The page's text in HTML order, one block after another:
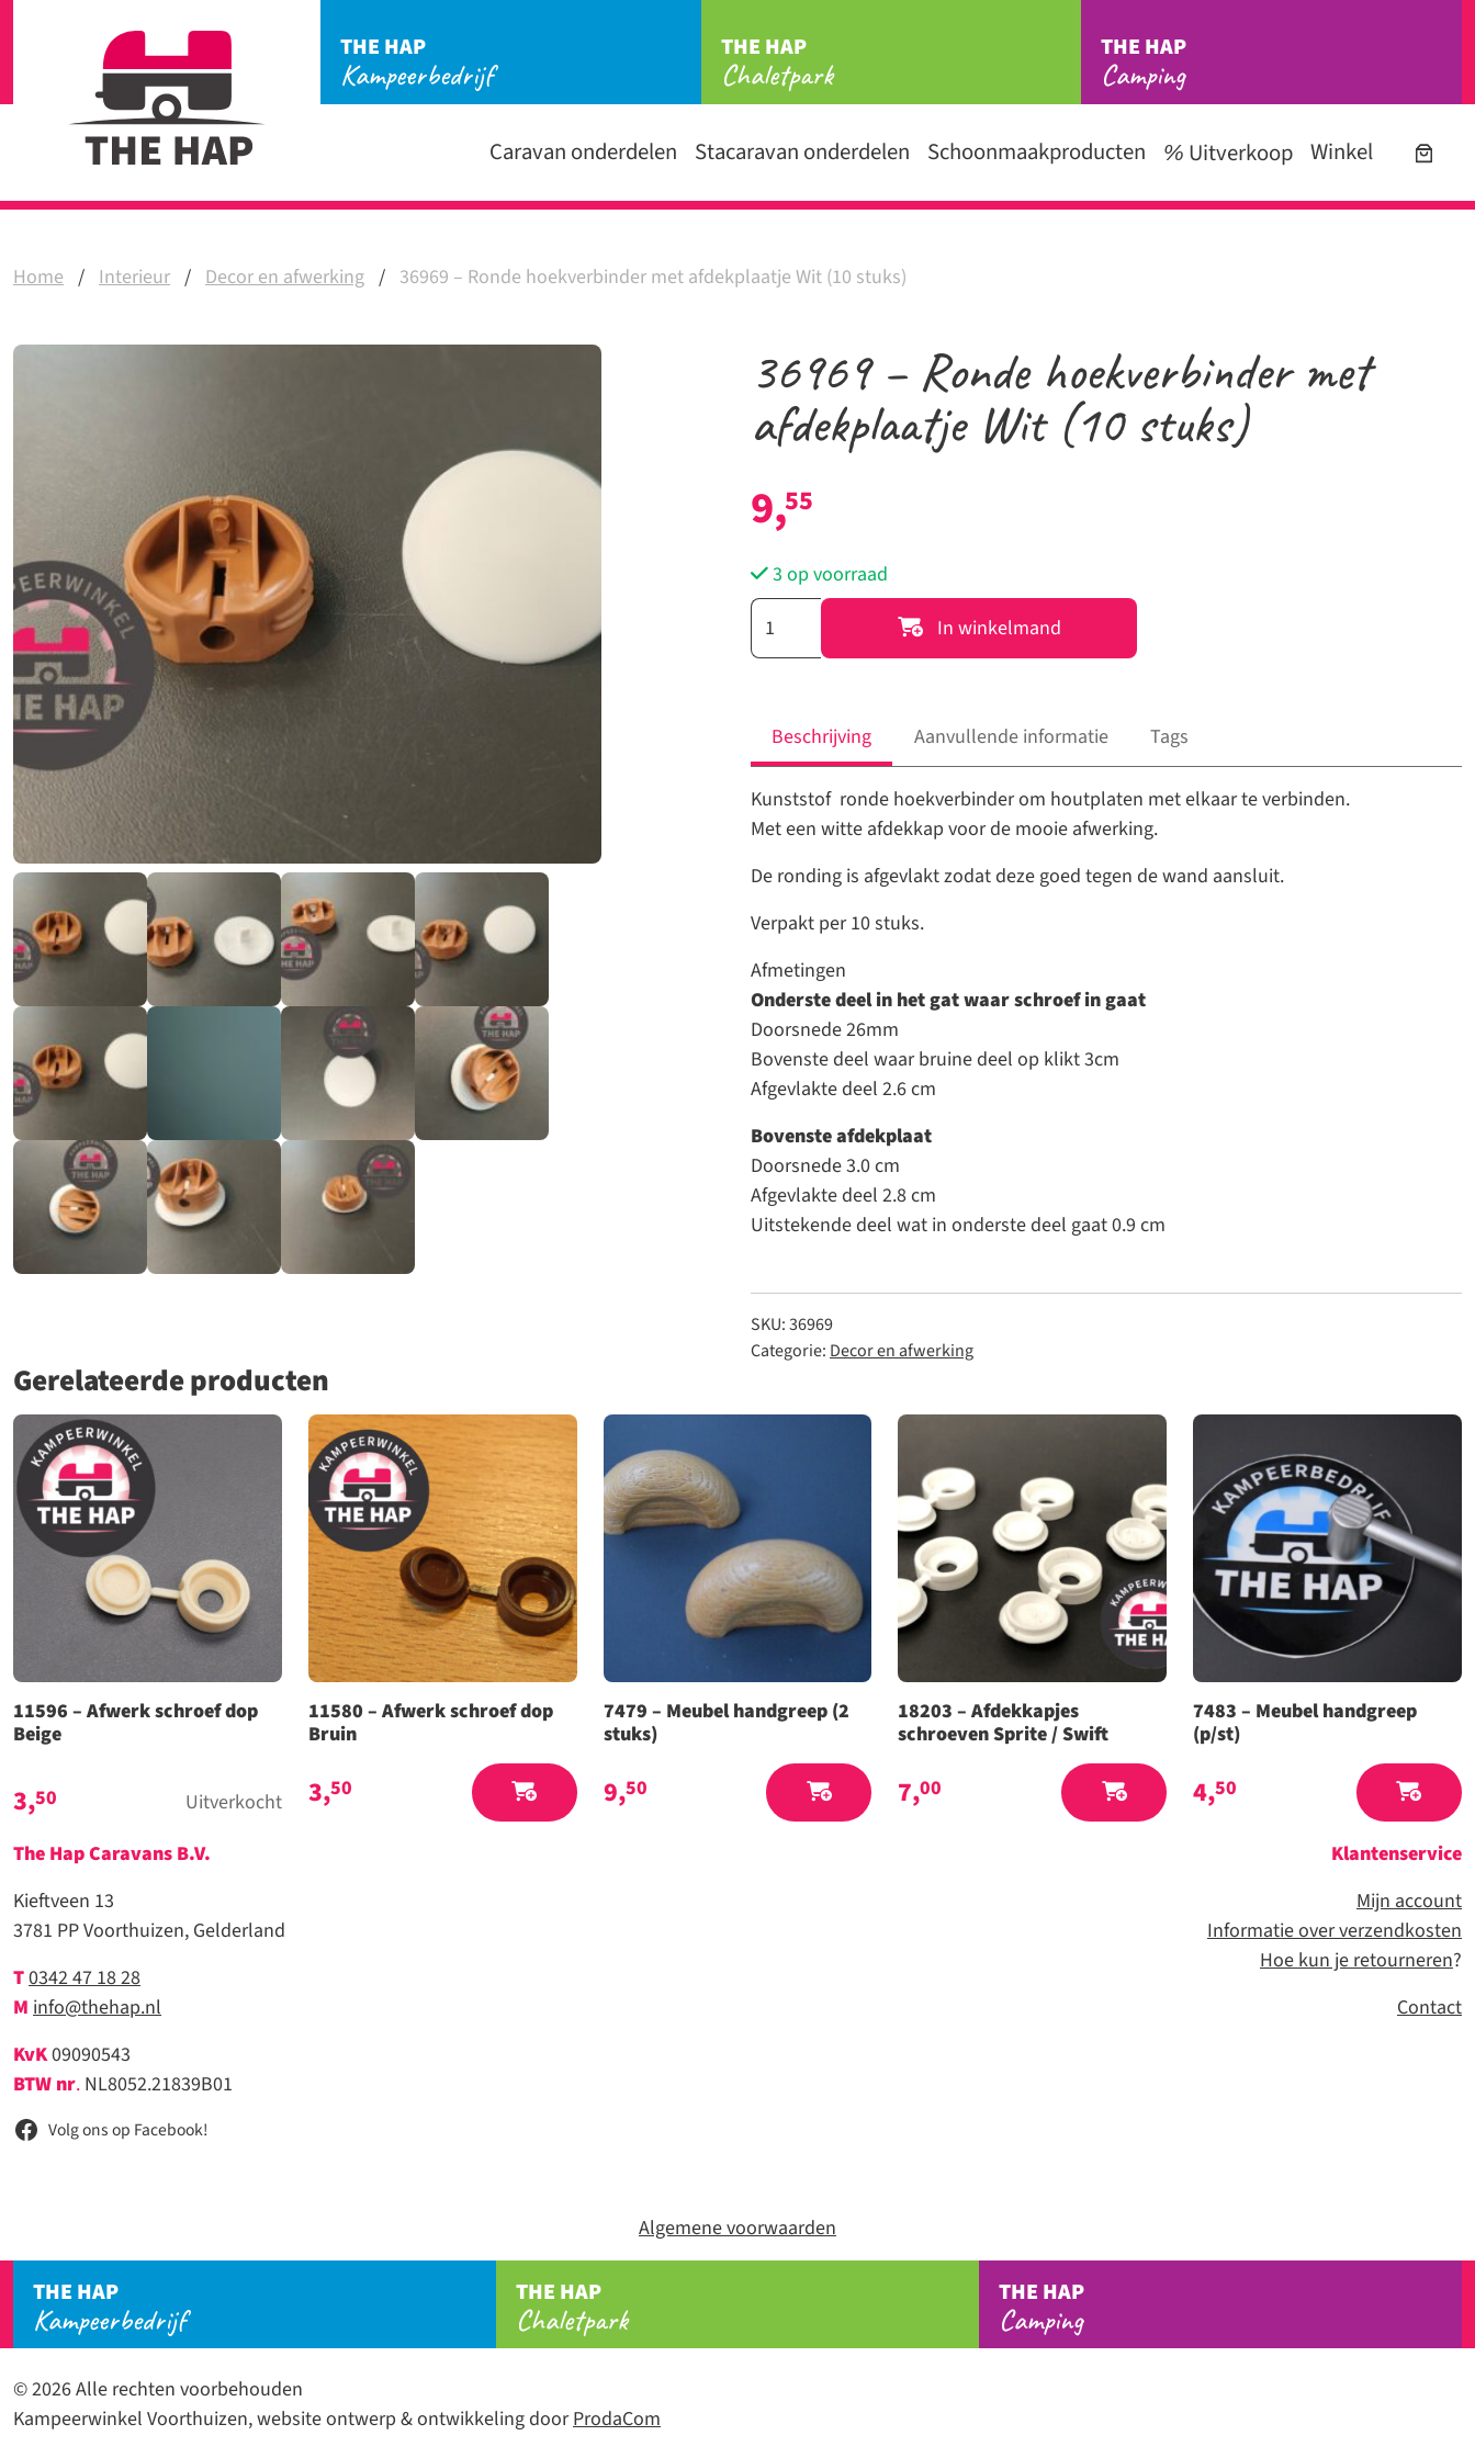
THE HAP
Kampeerbedrijf
THE HAP
Chaletpark
THE HAP
Camping
Caravan onderdelen Stacaravan onderdelen Schoonmaakproducten Uitverkoop Winkel
Home / Interieur / Decor en afwerking / 36969 – Ronde hoekverbinder met afdekplaatje Wit (10 stuks)
36969 – Ronde hoekverbinder met
afdekplaatje Wit (10 stuks)
9,55
3 op voorraad
36969
met
afdekplaatje
Wit
(10
aantal
In winkelmand
Beschrijving Aanvullende informatie Tags
Kunststof ronde hoekverbinder om houtplaten met elkaar te verbinden.
Met een witte afdekkap voor de mooie afwerking.
De ronding is afgevlakt zodat deze goed tegen de wand aansluit.
Verpakt per 10 stuks.
Afmetingen
Onderste deel in het gat waar schroef in gaat
Doorsnede 26mm
Bovenste deel waar bruine deel op klikt 3cm
Afgevlakte deel 2.6 cm
Bovenste afdekplaat
Doorsnede 3.0 cm
Afgevlakte deel 2.8 cm
Uitstekende deel wat in onderste deel gaat 0.9 cm
SKU:36969
Categorie: Decor en afwerking
Gerelateerde producten
11596 – Afwerk schroef dop
Beige
3,50 Uitverkocht
11580 – Afwerk schroef dop
Bruin
3,50
7479 – Meubel handgreep (2
stuks)
9,50
18203 – Afdekkapjes
schroeven Sprite / Swift
7,00
7483 – Meubel handgreep
(p/st)
4,50
The Hap Caravans B.V.
Kieftveen 13
3781 PP Voorthuizen, Gelderland
T0342 47 18 28
M info@thehap.nl
KvK09090543
BTW nr. NL8052.21839B01
Volg ons op Facebook!
Klantenservice
Mijn account
Informatie over verzendkosten
Hoe kun je retourneren?
Contact
Algemene voorwaarden
THE HAP
Kampeerbedrijf
THE HAP
Chaletpark
THE HAP
Camping
© 2026 Alle rechten voorbehouden
Kampeerwinkel Voorthuizen, website ontwerp & ontwikkeling doorProdaCom